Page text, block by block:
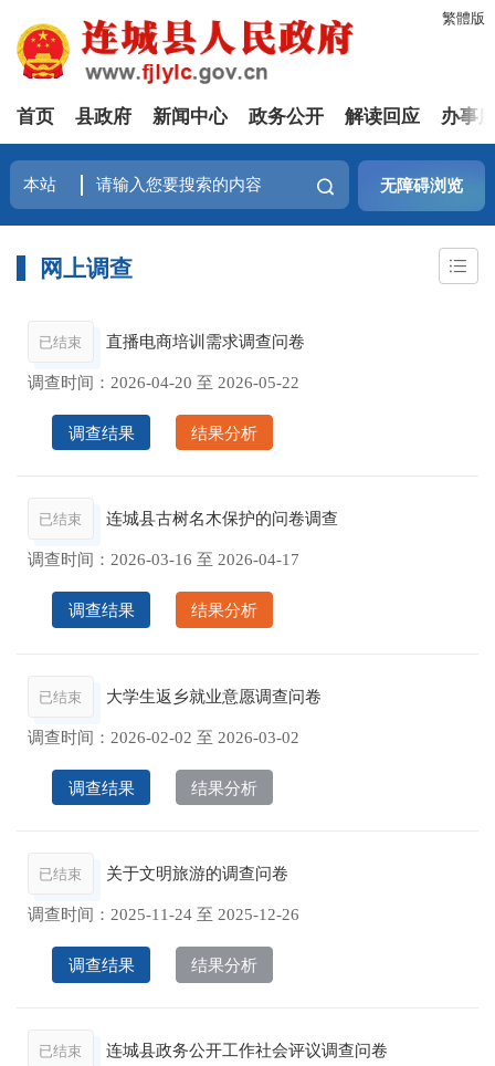
繁體版
首页 县政府 新闻中心 政务公开 解读回应 办事
无障碍浏览
网上调查
已结束 直播电商培训需求调查问卷
调查时间： 2026-04-20 至 2026-05-22
调查结果 结果分析
已结束 连城县古树名木保护的问卷调查
调查时间： 2026-03-16 至 2026-04-17
调查结果 结果分析
已结束 大学生返乡就业意愿调查问卷
调查时间： 2026-02-02 至 2026-03-02
调查结果 结果分析
已结束 关于文明旅游的调查问卷
调查时间： 2025-11-24至 2025-12-26
调查结果 结果分析
已结束 连城县政务公开工作社会评议调查问卷